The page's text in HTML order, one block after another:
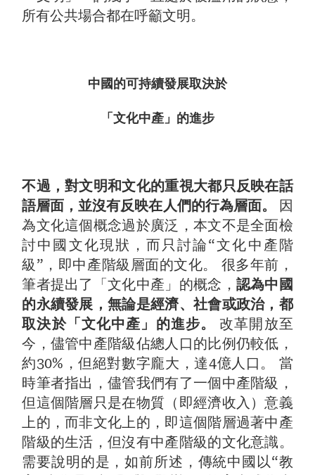
所有公共場合都在呼籲文明。
中國的可持續發展取決於
「文化中產」的進步
不過，對文明和文化的重視大都只反映在話
語層面，並沒有反映在人們的行為層面。 因
為文化這個概念過於廣泛，本文不是全面檢
討中國文化現狀，而只討論“文化中產階
級”，即中產階級層面的文化。 很多年前，
筆者提出了「文化中產」的概念， 認為中國
的永續發展，無論是經濟、社會或政治，都
取決於「文化中產」的進步。 改革開放至
今，儘管中產階級佔總人口的比例仍較低，
約30%，但絕對數字龐大，達4億人口。 當
時筆者指出，儘管我們有了一個中產階級，
但這個階層只是在物質（即經濟收入）意義
上的，而非文化上的，即這個階層過著中產
階級的生活，但沒有中產階級的文化意識。
需要說明的是，如前所述，傳統中國以“教